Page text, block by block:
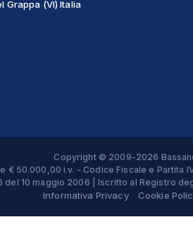
Grappa (VI) Italia
Copyright © 2009-2026
€ 50.000,00 i.v. - Codice Fiscale e
del 10 maggio 2006 | Iscritto al Registro
Informativa Privacy Cookie